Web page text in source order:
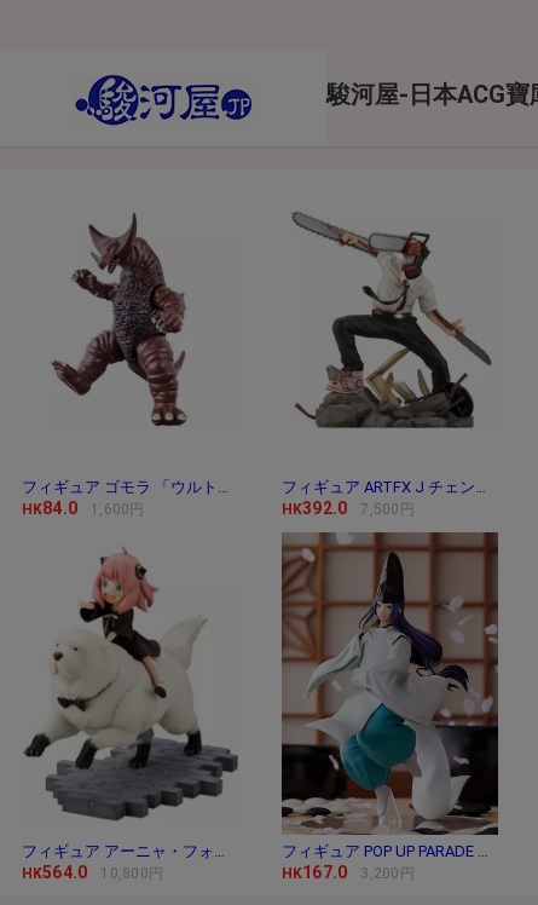
與商品金額。
Letao Dollar不可用於購買商
Letao 保有所有變更、修改或
駿河屋-日本ACG寶
HK84.0 1,600円 HK392.0 7,500円
HK564.0 10,800円 HK167.0 3,200円